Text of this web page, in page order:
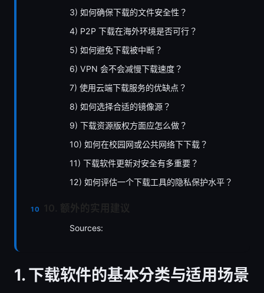
3) 如何确保下载的文件安全性？
4) P2P 下载在海外环境是否可行？
5) 如何避免下载被中断？
6) VPN 会不会减慢下载速度？
7) 使用云端下载服务的优缺点？
8) 如何选择合适的镜像源？
9) 下载资源版权方面应怎么做？
10) 如何在校园网或公共网络下下载？
11) 下载软件更新对安全有多重要？
12) 如何评估一个下载工具的隐私保护水平？
Sources:
1. 下载软件的基本分类与适用场景